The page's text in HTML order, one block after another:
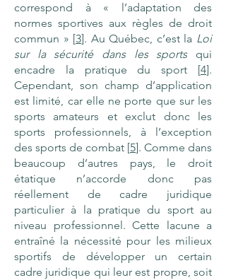
correspond à « l’adaptation des
normes sportives aux règles de droit
commun » [3]. Au Québec, c’est la Loi
sur la sécurité dans les sportsqui
encadre la pratique du sport [4].
Cependant, son champ d’application
est limité, car elle ne porte que sur les
sports amateurs et exclut donc les
sports professionnels, à l’exception
des sports de combat [5]. Comme dans
beaucoup d’autres pays, le droit
étatique n’accorde donc pas
réellement de cadre juridique
particulier à la pratique du sport au
niveau professionnel. Cette lacune a
entraîné la nécessité pour les milieux
sportifs de développer un certain
cadre juridique qui leur est propre, soit